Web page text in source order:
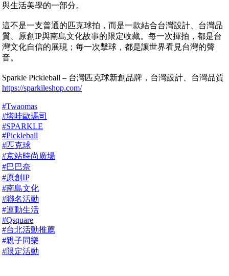
與生活美學的一部分。
這不是一支普通的匹克球拍，而是一款結合台灣設計、台灣品
質、原創IP與南島文化故事的限定收藏。每一次揮拍，都是台
灣文化自信的展現；每一次擊球，都是讓世界看見台灣的聲
音。
Sparkle Pickleball – 台灣匹克球新創品牌，台灣設計、台灣品質
https://sparkileshop.com/
#Twaomas
#塔哇歐瑪司
#SPARKLE
#Pickleball
#匹克球
#京站時尚廣場
#巴巴奈
#原創IP
#南島文化
#聯名活動
#運動生活
#Qsquare
#台北活動推薦
#親子同樂
#限定活動